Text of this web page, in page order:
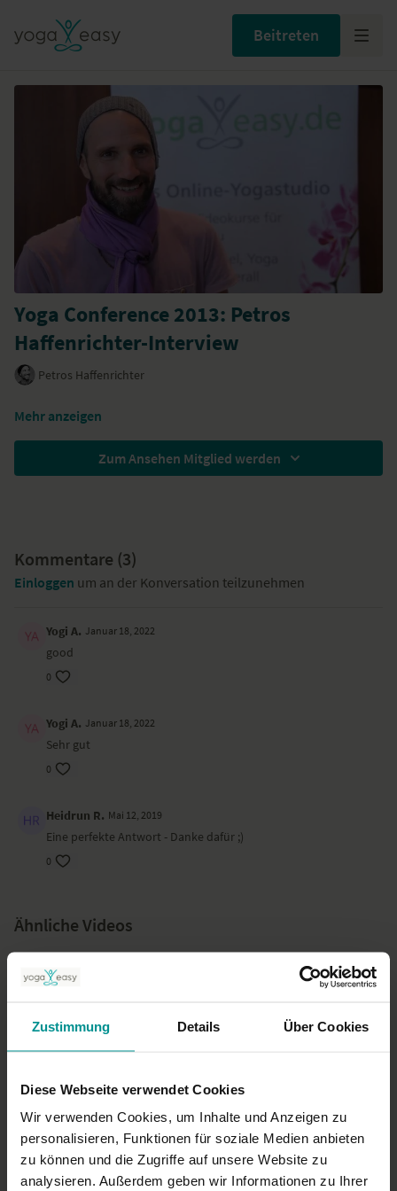
Zustimmung Details Über Cookies
Diese Webseite verwendet Cookies
Wir verwenden Cookies, um Inhalte und Anzeigen zu
personalisieren, Funktionen für soziale Medien anbieten
zu können und die Zugriffe auf unsere Website zu
analysieren. Außerdem geben wir Informationen zu Ihrer
Beitreten
Yoga Conference 2013: Petros
Haffenrichter-Interview
Petros Haffenrichter
Mehr anzeigen
Zum Ansehen Mitglied werden
Kommentare (3)
Einloggen um an der Konversation teilzunehmen
Yogi A. Januar 18, 2022
good
0
Yogi A. Januar 18, 2022
Sehr gut
0
Heidrun R. Mai 12, 2019
Eine perfekte Antwort - Danke dafür ;)
0
Ähnliche Videos
03:31
Petros Haffenrichter